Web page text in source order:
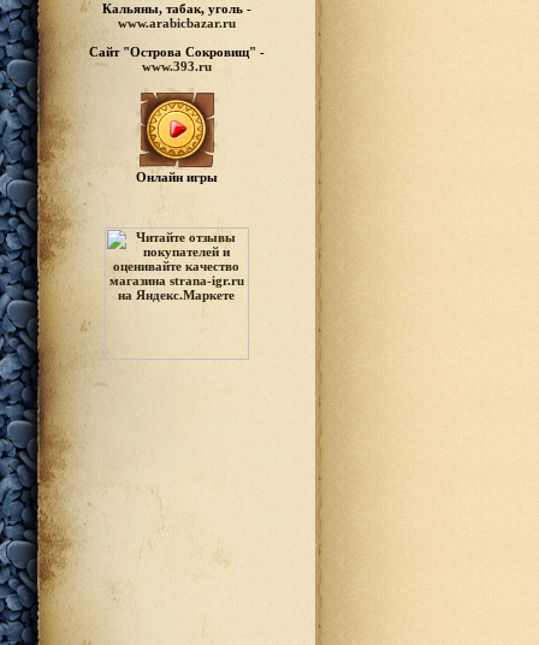
Кальяны, табак, уголь -
www.arabicbazar.ru
Сайт "Острова Сокровищ" -
www.393.ru
Онлайн игры